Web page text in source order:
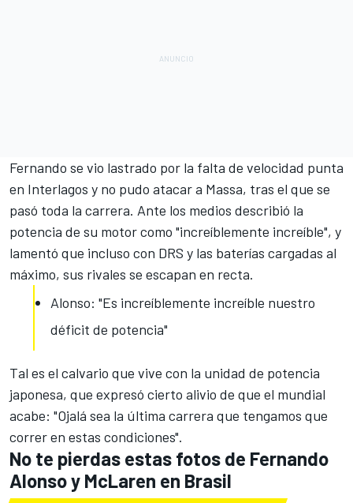
Fernando se vio lastrado por la falta de velocidad punta
en Interlagos y no pudo atacar a Massa, tras el que se
pasó toda la carrera. Ante los medios describió la
potencia de su motor como "increíblemente increíble", y
lamentó que incluso con DRS y las baterías cargadas al
máximo, sus rivales se escapan en recta.
Alonso: "Es increíblemente increíble nuestro
déficit de potencia"
Tal es el calvario que vive con la unidad de potencia
japonesa, que expresó cierto alivio de que el mundial
acabe: "Ojalá sea la última carrera que tengamos que
correr en estas condiciones".
No te pierdas estas fotos de Fernando
Alonso y McLaren en Brasil